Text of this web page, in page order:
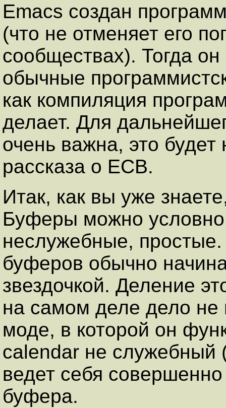
Emacs создан
(что не отменяет его
сообществах). Тогда
обычные
как компиляция
делает. Для
очень важна, это
рассказа о ECB.
Итак, как вы уже
Буферы можно
неслужебные,
буферов обычно
звездочкой. Деление
на самом деле дело не
моде, в которой он
calendar не служебный
ведет себя
буфера.